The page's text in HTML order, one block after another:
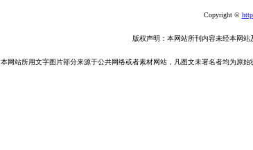
Copyright ©
版权声明：本网站所刊内容未经本网
本网站所用文字图片部分来源于公共网络或者素材网站，凡图文未署名者均为原